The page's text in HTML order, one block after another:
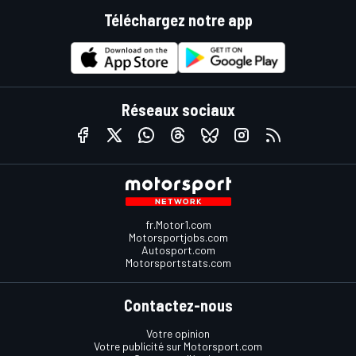
Téléchargez notre app
Réseaux sociaux
fr.Motor1.com
Motorsportjobs.com
Autosport.com
Motorsportstats.com
Contactez-nous
Votre opinion
Votre publicité sur Motorsport.com